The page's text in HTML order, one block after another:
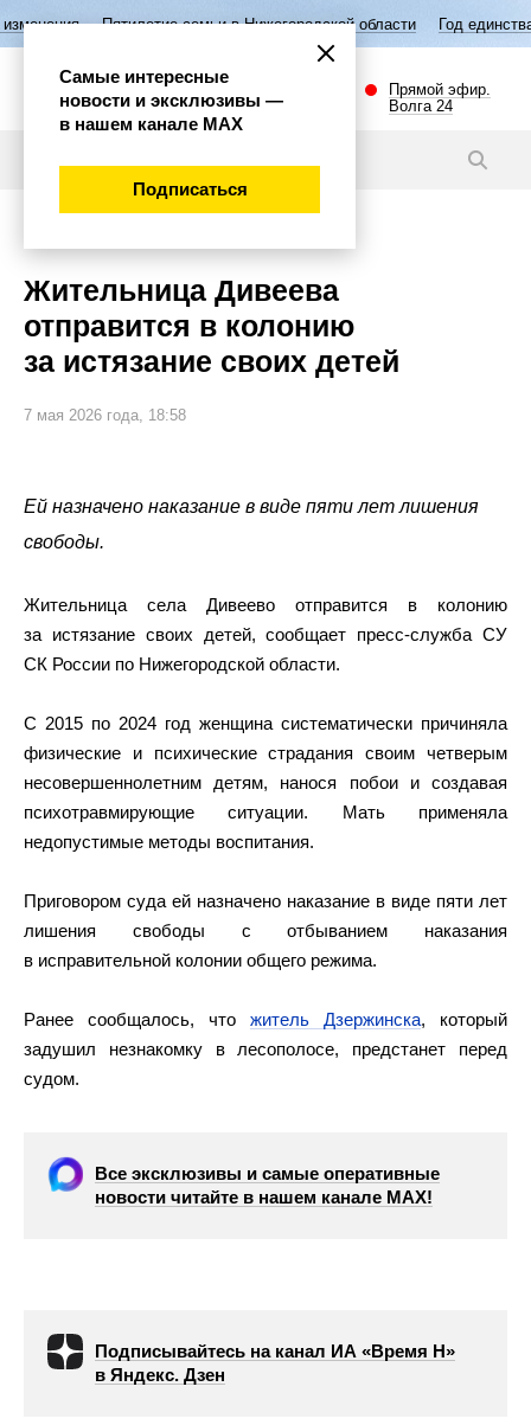
Пятилетие семьи в Нижегородской области Год единства народов
Прямой эфир.
Волга 24
Жительница Дивеева
отправится в колонию
за истязание своих детей
7 мая 2026 года, 18:58
Ей назначено наказание в виде пяти лет лишения
свободы.
Жительница села Дивеево отправится в колонию
за истязание своих детей, сообщает пресс-служба СУ
СК России по Нижегородской области.
С 2015 по 2024 год женщина систематически причиняла
физические и психические страдания своим четверым
несовершеннолетним детям, нанося побои и создавая
психотравмирующие ситуации. Мать применяла
недопустимые методы воспитания.
Приговором суда ей назначено наказание в виде пяти лет
лишения свободы с отбыванием наказания
в исправительной колонии общего режима.
Ранее сообщалось, что житель Дзержинска, который
задушил незнакомку в лесополосе, предстанет перед
судом.
Все эксклюзивы и самые оперативные
новости читайте в нашем канале МАХ!
Подписывайтесь на канал ИА «Время Н»
в Яндекс. Дзен
Самые интересные
новости и эксклюзивы —
в нашем канале МАХ
Подписаться